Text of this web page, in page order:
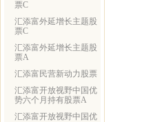
票C
汇添富外延增长主题股
票C
汇添富外延增长主题股
票A
汇添富民营新动力股票
汇添富开放视野中国优
势六个月持有股票A
汇添富开放视野中国优